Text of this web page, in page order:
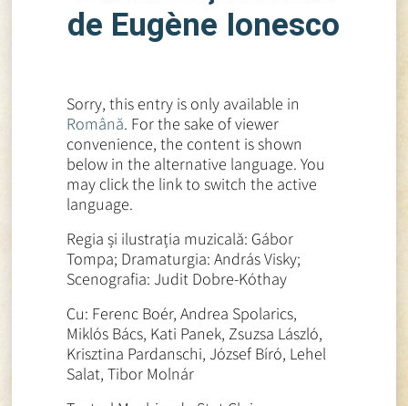
de Eugène Ionesco
Sorry, this entry is only available in
Română. For the sake of viewer
convenience, the content is shown
below in the alternative language. You
may click the link to switch the active
language.
Regia și ilustrația muzicală: Gábor
Tompa; Dramaturgia: András Visky;
Scenografia: Judit Dobre-Kóthay
Cu: Ferenc Boér, Andrea Spolarics,
Miklós Bács, Kati Panek, Zsuzsa László,
Krisztina Pardanschi, József Bíró, Lehel
Salat, Tibor Molnár